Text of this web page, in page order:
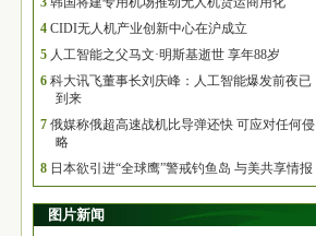
4 CIDI无人机产业创新中心在沪成立
5 人工智能之父马文·明斯基逝世 享年88岁
6 科大讯飞董事长刘庆峰：人工智能爆发前夜已
到来
7 俄媒称俄超高速战机比导弹还快 可应对任何侵
略
8 日本欲引进“全球鹰”警戒钓鱼岛 与美共享情报
图片新闻